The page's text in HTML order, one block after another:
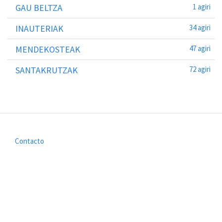
GAU BELTZA 1 agiri
INAUTERIAK 34 agiri
MENDEKOSTEAK 47 agiri
SANTAKRUTZAK 72 agiri
Footer
Contacto